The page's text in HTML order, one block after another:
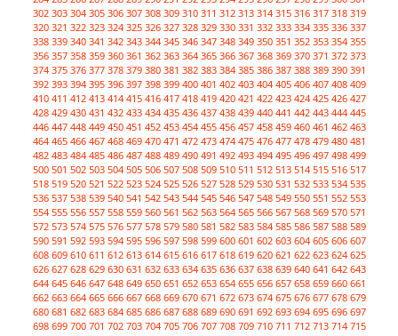
302 303 304 305 306 307 308 309 310 311 312 313 314 315 316 317 318 319
320 321 322 323 324 325 326 327 328 329 330 331 332 333 334 335 336 337
338 339 340 341 342 343 344 345 346 347 348 349 350 351 352 353 354 355
356 357 358 359 360 361 362 363 364 365 366 367 368 369 370 371 372 373
374 375 376 377 378 379 380 381 382 383 384 385 386 387 388 389 390 391
392 393 394 395 396 397 398 399 400 401 402 403 404 405 406 407 408 409
410 411 412 413 414 415 416 417 418 419 420 421 422 423 424 425 426 427
428 429 430 431 432 433 434 435 436 437 438 439 440 441 442 443 444 445
446 447 448 449 450 451 452 453 454 455 456 457 458 459 460 461 462 463
464 465 466 467 468 469 470 471 472 473 474 475 476 477 478 479 480 481
482 483 484 485 486 487 488 489 490 491 492 493 494 495 496 497 498 499
500 501 502 503 504 505 506 507 508 509 510 511 512 513 514 515 516 517
518 519 520 521 522 523 524 525 526 527 528 529 530 531 532 533 534 535
536 537 538 539 540 541 542 543 544 545 546 547 548 549 550 551 552 553
554 555 556 557 558 559 560 561 562 563 564 565 566 567 568 569 570 571
572 573 574 575 576 577 578 579 580 581 582 583 584 585 586 587 588 589
590 591 592 593 594 595 596 597 598 599 600 601 602 603 604 605 606 607
608 609 610 611 612 613 614 615 616 617 618 619 620 621 622 623 624 625
626 627 628 629 630 631 632 633 634 635 636 637 638 639 640 641 642 643
644 645 646 647 648 649 650 651 652 653 654 655 656 657 658 659 660 661
662 663 664 665 666 667 668 669 670 671 672 673 674 675 676 677 678 679
680 681 682 683 684 685 686 687 688 689 690 691 692 693 694 695 696 697
698 699 700 701 702 703 704 705 706 707 708 709 710 711 712 713 714 715